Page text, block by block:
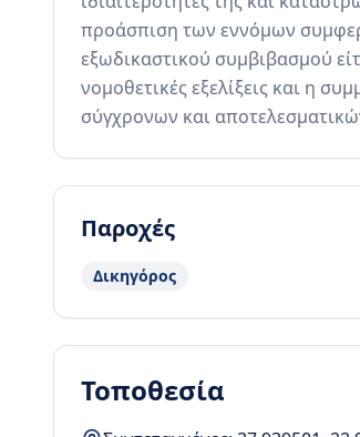
προάσπιση των εννόμων
εξωδικαστικού συμβιβασμού
νομοθετικές εξελίξεις και η
σύγχρονων και
Παροχές
Δικηγόρος
Τοποθεσία